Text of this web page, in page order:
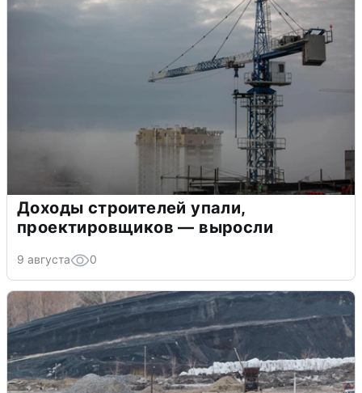
Доходы строителей упали,
проектировщиков — выросли
9 августа 0